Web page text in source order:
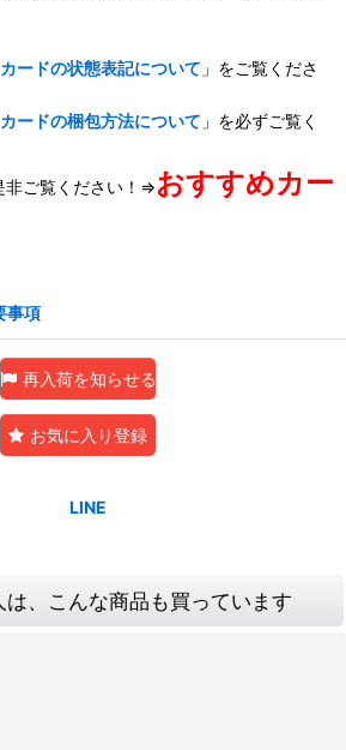
カードの状態表記について 」をご覧くださ
カードの梱包方法について 」を必ずご覧く
非ご覧ください！⇒おすすめカー
事項
再入荷を知らせる
お気に入り登録
、こんな商品も買っています